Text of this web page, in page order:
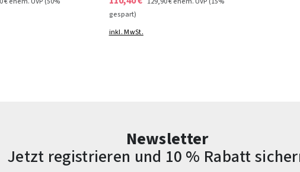
gespart)
inkl. MwSt.
Newsletter
Jetzt registrieren und 10 % Rabatt